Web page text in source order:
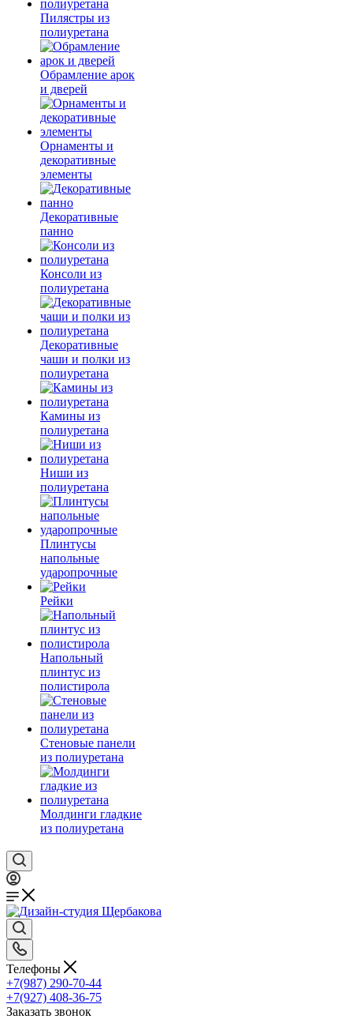
Пилястры из
полиуретана
Обрамление арок
и дверей
Орнаменты и
декоративные
элементы
Декоративные
панно
Консоли из
полиуретана
Декоративные
чаши и полки из
полиуретана
Камины из
полиуретана
Ниши из
полиуретана
Плинтусы
напольные
ударопрочные
Рейки
Напольный
плинтус из
полистирола
Стеновые панели
из полиуретана
Молдинги гладкие
из полиуретана
Телефоны
+7(987) 290-70-44
+7(927) 408-36-75
Заказать звонок